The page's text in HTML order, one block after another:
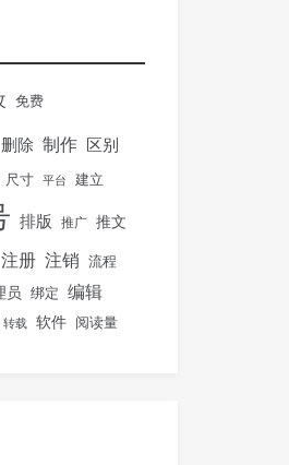
免费
删除 制作 区别
尺寸 平台 建立
排版 推广 推文
注册 注销 流程
员 绑定 编辑
转载 软件 阅读量